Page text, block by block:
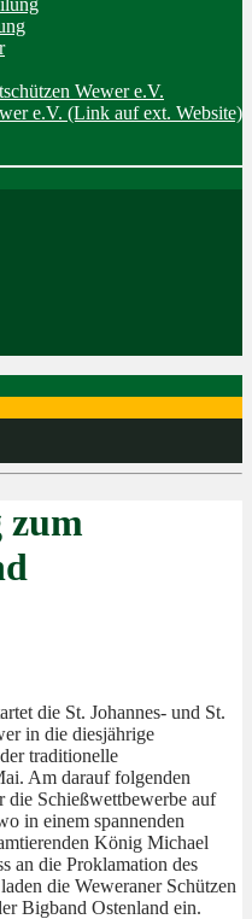
Wewer e.V.
e.V. (Link auf ext. Website)
zum
die St. Johannes- und St.
in die diesjährige
traditionelle
Am darauf folgenden
die Schießwettbewerbe auf
in einem spannenden
König Michael
an die Proklamation des
die Weweraner Schützen
Bigband Ostenland ein.